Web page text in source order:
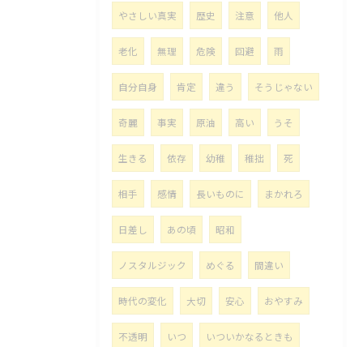
やさしい真実 歴史 注意 他人
老化 無理 危険 回避 雨
自分自身 肯定 違う そうじゃない
奇麗 事実 原油 高い うそ
生きる 依存 幼稚 稚拙 死
相手 感情 長いものに まかれろ
日差し あの頃 昭和
ノスタルジック めぐる 間違い
時代の変化 大切 安心 おやすみ
不透明 いつ いついかなるときも